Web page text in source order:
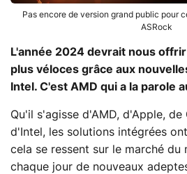
Pas encore de version grand public pour
ASRock
L'année 2024 devrait nous
plus véloces grâce aux
Intel. C'est AMD qui a la parole
Qu'il s'agisse d'AMD, d'Apple, de
d'Intel, les solutions intégrées
cela se ressent sur le marché du
chaque jour de nouveaux